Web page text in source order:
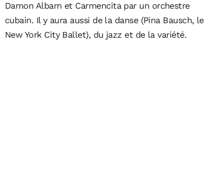
Damon Albarn et Carmencita par un orchestre
cubain. Il y aura aussi de la danse (Pina Bausch, le
New York City Ballet), du jazz et de la variété.